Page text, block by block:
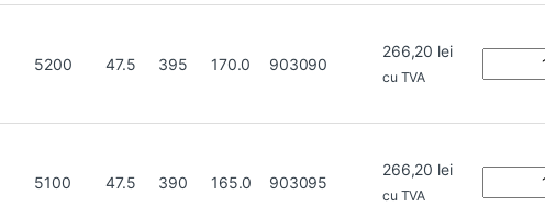
5200 47.5 395 170.0 903090
266,20 lei
cu TVA
5100 47.5 390 165.0 903095
266,20 lei
cu TVA